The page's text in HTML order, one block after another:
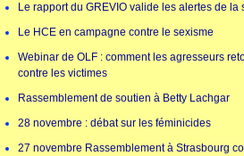
Le rapport du GREVIO valide les alertes de la
Le HCE en campagne contre le sexisme
Webinar de OLF : comment les agresseurs
contre les victimes
Rassemblement de soutien à Betty Lachgar
28 novembre : débat sur les féminicides
27 novembre Rassemblement à Strasbourg